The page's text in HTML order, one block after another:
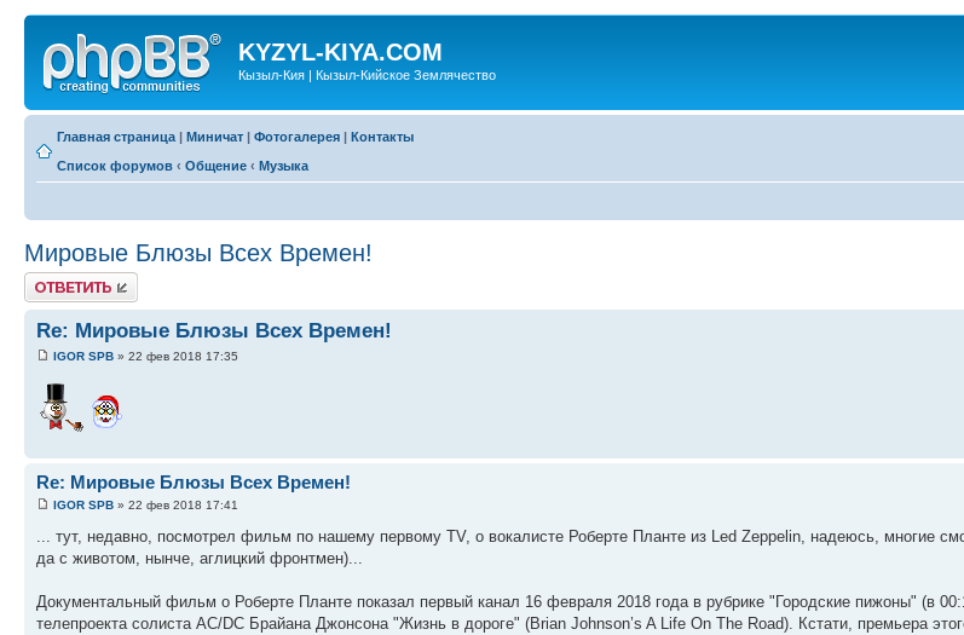
KYZYL-KIYA.COM
Кызыл-Кия | Кызыл-Кийское Землячество
Главная страница | Миничат | Фотогалерея | Контакты
Список форумов ‹ Общение ‹ Музыка
Мировые Блюзы Всех Времен!
Ответить
Re: Мировые Блюзы Всех Времен!
IGOR SPB » 22 фев 2018 17:35
Re: Мировые Блюзы Всех Времен!
IGOR SPB » 22 фев 2018 17:41
... тут, недавно, посмотрел фильм по нашему первому TV, о вокалисте Роберте Планте из Led Zeppelin, надеюсь, многие
да с животом, нынче, аглицкий фронтмен)...
Документальный фильм о Роберте Планте показал первый канал 16 февраля 2018 года в рубрике "Городские пижоны" (в
телепроекта солиста AC/DC Брайана Джонсона "Жизнь в дороге" (Brian Johnson’s A Life On The Road). Кстати, премьера